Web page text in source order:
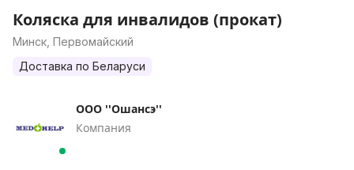
Коляска для инвалидов (прокат)
Минск, Первомайский
Доставка по Беларуси
ООО ''Ошансэ''
Компания